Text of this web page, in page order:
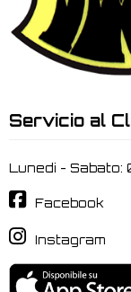
Servicio al
Lunedi - Sabato:
Facebook
Instagram